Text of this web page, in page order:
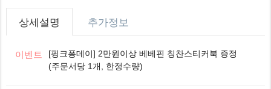
4
5
6
7
8
9
5
6
7
8
9
55
상세설명 추가정보
이벤트
[핑크퐁데이] 2만원이상 베베핀 칭찬스티커북 증정
(주문서당 1개, 한정수량)